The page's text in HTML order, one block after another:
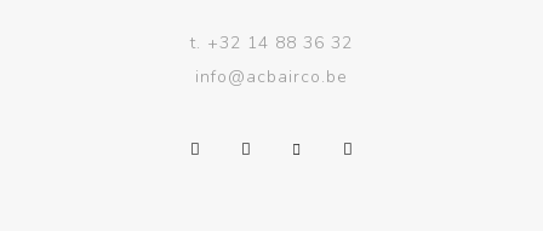
t. +32 14 88 36 32
info@acbairco.be